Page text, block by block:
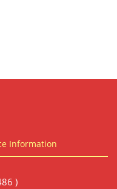
Information
)